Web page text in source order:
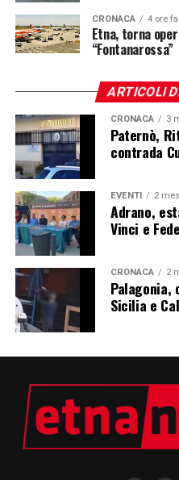
CRONACA 4 ore fa
Etna, torna
“Fontanarossa”
ARTICOLI
CRONACA 3
Paternò,
contrada
EVENTI 2
Adrano,
Vinci e
CRONACA 2
Palagonia,
Sicilia e